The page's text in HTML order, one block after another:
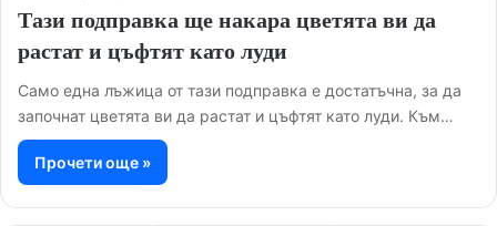
Тази подправка ще накара цветята ви да
растат и цъфтят като луди
Само една лъжица от тази подправка е достатъчна, за да
започнат цветята ви да растат и цъфтят като луди. Към…
Прочети още »